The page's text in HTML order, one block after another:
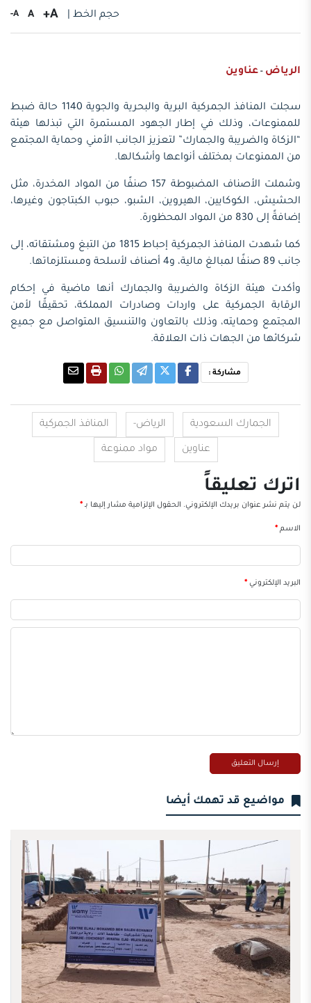
حجم الخط | A+
A
A-
الرياض - عناوين
سجلت المنافذ الجمركية البرية والبحرية والجوية 1140 حالة ضبط
للممنوعات، وذلك في إطار الجهود المستمرة التي تبذلها هيئة
“الزكاة والضريبة والجمارك” لتعزيز الجانب الأمني وحماية المجتمع
من الممنوعات بمختلف أنواعها وأشكالها.
وشملت الأصناف المضبوطة 157 صنفًا من المواد المخدرة، مثل
الحشيش، الكوكايين، الهيروين، الشبو، حبوب الكبتاجون وغيرها،
إضافةً إلى 830 من المواد المحظورة.
كما شهدت المنافذ الجمركية إحباط 1815 من التبغ ومشتقاته، إلى
جانب 89 صنفًا لمبالغ مالية، و4 أصناف لأسلحة ومستلزماتها.
وأكدت هيئة الزكاة والضريبة والجمارك أنها ماضية في إحكام
الرقابة الجمركية على واردات وصادرات المملكة، تحقيقًا لأمن
المجتمع وحمايته، وذلك بالتعاون والتنسيق المتواصل مع جميع
شركائها من الجهات ذات العلاقة.
مشاركة :
الجمارك السعودية الرياض- المنافذ الجمركية
عناوين مواد ممنوعة
اترك تعليقاً
لن يتم نشر عنوان بريدك الإلكتروني. الحقول الإلزامية مشار إليها بـ*
الاسم*
البريد الإلكتروني*
مواضيع قد تهمك أيضا